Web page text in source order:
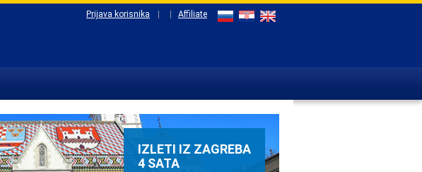
Prijava korisnika Affiliate
IZLETI IZ ZAGREBA
4 SATA